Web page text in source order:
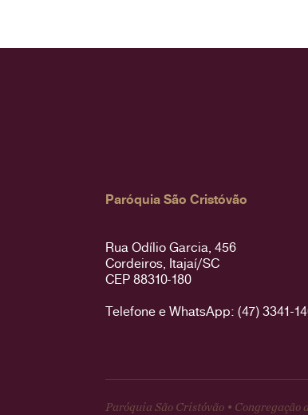
Paróquia São Cristóvão
Rua Odílio Garcia, 456
Cordeiros, Itajaí/SC
CEP 88310-180
Telefone e WhatsApp: (47) 3341-
Paróquia São Cristóvão • Congregação